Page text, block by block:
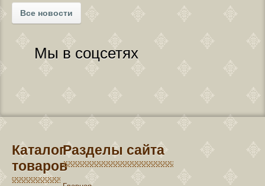
Все новости
Мы в соцсетях
Каталог
товаров
Разделы сайта